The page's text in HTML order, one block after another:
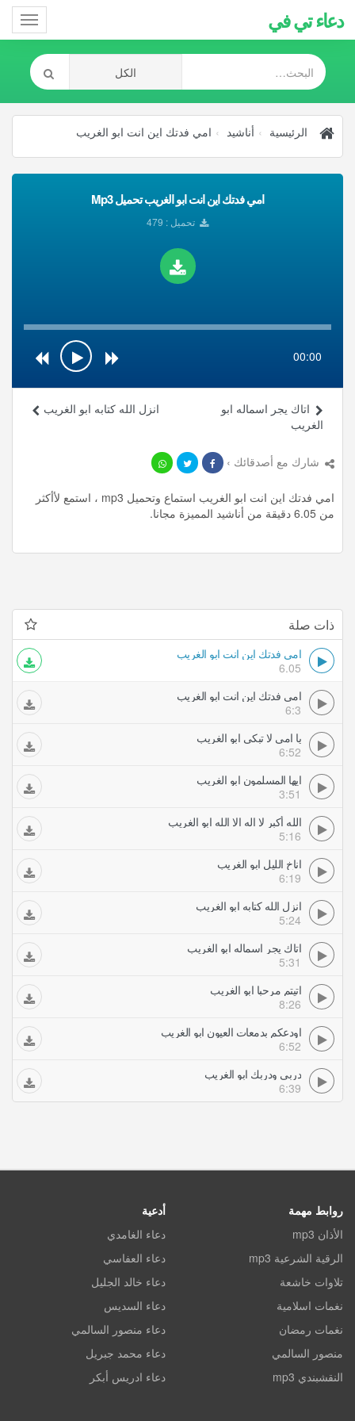
دعاء تي في
الرئيسية أناشيد امي فدتك اين انت ابو الغريب
امي فدتك اين انت ابو الغريب تحميل Mp3
تحميل : 479
00:00
انزل الله كتابه ابو الغريب
اتاك يجر اسماله ابو
الغريب
شارك مع أصدقائك ›
امي فدتك اين انت ابو الغريب استماع وتحميل mp3 ، استمع لأأكثر
من 6.05 دقيقة من أناشيد المميزة مجانا.
ذات صلة
امي فدتك اين انت ابو الغريب
6.05
امي فدتك اين انت ابو الغريب
6:3
يا امي لا تبكي ابو الغريب
6:52
ايها المسلمون ابو الغريب
3:51
الله أكبر لا اله الا الله ابو الغريب
5:16
اناخ الليل ابو الغريب
6:19
انزل الله كتابه ابو الغريب
5:24
اتاك يجر اسماله ابو الغريب
5:31
اتيتم مرحبا ابو الغريب
8:26
اودعكم بدمعات العيون ابو الغريب
6:52
دربي ودربك ابو الغريب
6:39
روابط مهمة
الأذان mp3
الرقية الشرعية mp3
تلاوات خاشعة
نغمات اسلامية
نغمات رمضان
منصور السالمي
النقشبندي mp3
أدعية
دعاء الغامدي
دعاء العفاسي
دعاء خالد الجليل
دعاء السديس
دعاء منصور السالمي
دعاء محمد جبريل
دعاء ادريس أبكر